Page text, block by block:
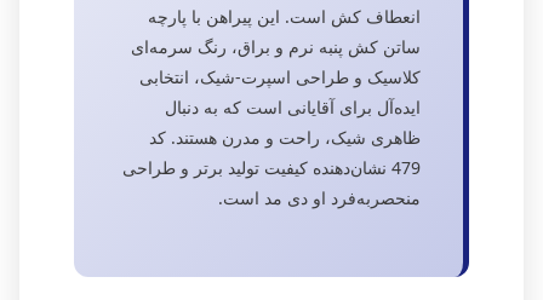
انعطاف کش است. این پیراهن با پارچه
ساتن کش پنبه نرم و براق، رنگ سرمه‌ای
کلاسیک و طراحی اسپرت-شیک، انتخابی
ایده‌آل برای آقایانی است که به دنبال
ظاهری شیک، راحت و مدرن هستند. کد
479 نشان‌دهنده کیفیت تولید برتر و طراحی
منحصربه‌فرد او دی مد است.